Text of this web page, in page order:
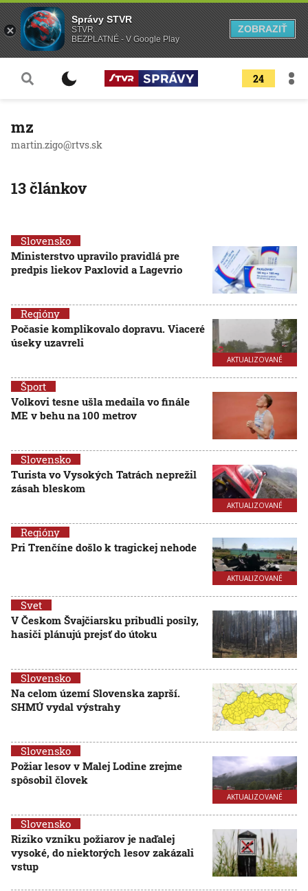
24
mz
martin.zigo@rtvs.sk
13 článkov
Slovensko
Ministerstvo upravilo pravidlá pre
predpis liekov Paxlovid a Lagevrio
AKTUALIZOVANÉ
Regióny
Počasie komplikovalo dopravu. Viaceré
úseky uzavreli
Šport
Volkovi tesne ušla medaila vo finále
ME v behu na 100 metrov
AKTUALIZOVANÉ
Slovensko
Turista vo Vysokých Tatrách neprežil
zásah bleskom
AKTUALIZOVANÉ
Regióny
Pri Trenčíne došlo k tragickej nehode
Svet
V Českom Švajčiarsku pribudli posily,
hasiči plánujú prejsť do útoku
Slovensko
Na celom území Slovenska zaprší.
SHMÚ vydal výstrahy
AKTUALIZOVANÉ
Slovensko
Požiar lesov v Malej Lodine zrejme
spôsobil človek
Slovensko
Riziko vzniku požiarov je naďalej
vysoké, do niektorých lesov zakázali
vstup
Správy STVR
STVR
BEZPLATNÉ - V Google Play
ZOBRAZIŤ